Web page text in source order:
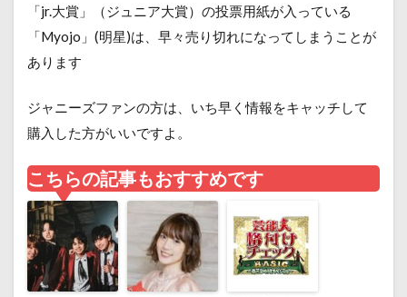
「jr.大賞」（ジュニア大賞）の投票用紙が入っている
「Myojo」(明星)は、早々売り切れになってしまうことが
あります
ジャニーズファンの方は、いち早く情報をキャッチして
購入した方がいいですよ。
こちらの記事もおすすめです